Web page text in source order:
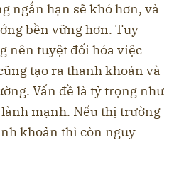
ngắn hạn sẽ khó hơn, và
bền vững hơn. Tuy
nên tuyệt đối hóa việc
tạo ra thanh khoản và
Vấn đề là tỷ trọng như
mạnh. Nếu thị trường
khoản thì còn nguy